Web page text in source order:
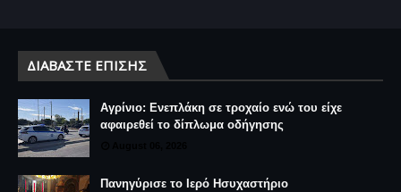
ΔΙΑΒΆΣΤΕ ΕΠΊΣΗΣ
Αγρίνιο: Ενεπλάκη σε τροχαίο ενώ του είχε
αφαιρεθεί το δίπλωμα οδήγησης
Πανηγύρισε το Ιερό Ησυχαστήριο